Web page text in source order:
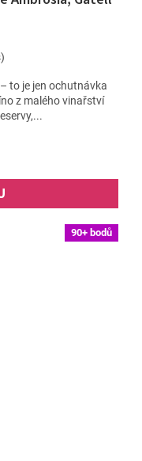
to je jen ochutnávka
z malého vinařství
90+ bodů